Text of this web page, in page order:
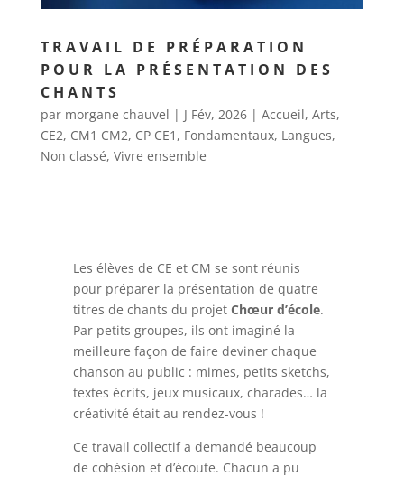
TRAVAIL DE PRÉPARATION
POUR LA PRÉSENTATION DES
CHANTS
par morgane chauvel | J Fév, 2026| Accueil, Arts,
CE2, CM1 CM2, CP CE1 , Fondamentaux, Langues,
Non classé, Vivre ensemble
Les élèves de CE et CM se sont réunis
pour préparer la présentation de quatre
titres de chants du projet Chœur d’école.
Par petits groupes, ils ont imaginé la
meilleure façon de faire deviner chaque
chanson au public : mimes, petits sketchs,
textes écrits, jeux musicaux, charades… la
créativité était au rendez-vous !
Ce travail collectif a demandé beaucoup
de cohésion et d’écoute. Chacun a pu